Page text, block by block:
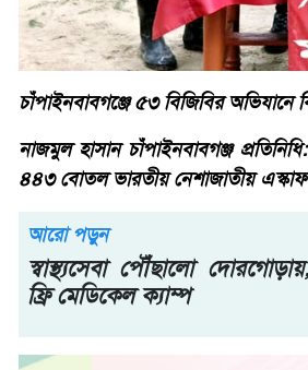
চাঁপাইনবাবগঞ্জে ৫৩ বিজিবির
নাজমুল হাসান চাঁপাইনবাবগঞ্জ
৪৪৩ বোতল ভারতীয় নেশাজাতীয় এস্কাফ
আরো পড়ুন
স্বাস্থ্যসেবা পৌঁছালো
ফ্রি মেডিকেল ক্যাম্প